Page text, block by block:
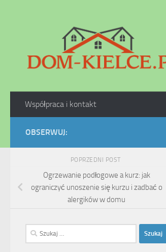
Współpraca i kontakt
OBSERWUJ:
POPRZEDNI POST
Ogrzewanie podłogowe a kurz: jak
ograniczyć unoszenie się kurzu i zadbać o
alergików w domu
Szukaj: